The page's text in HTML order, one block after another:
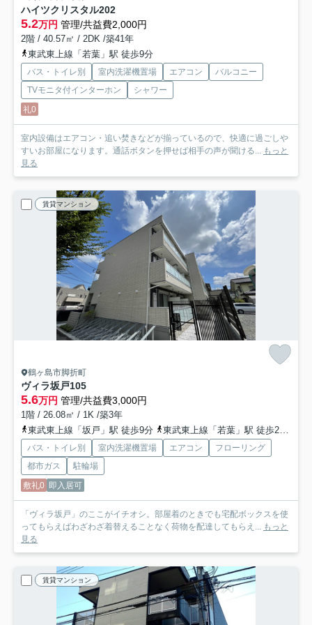
ハイツクリスタル202
5.2万円 管理/共益費2,000円
2階 / 40.57㎡ / 2DK /築41年
東武東上線「若葉」駅 徒歩9分
バス・トイレ別 室内洗濯機置場 エアコン
バルコニー
TVモニタ付インターホン
シャワー
礼0
室内設備はエアコン・追い焚きなどが揃っているので、快適に過ごしや
すいお部屋になります。通話ボタンを押せば相手の声が聞ける... もっと
見る
賃貸マンション
鶴ヶ島市脚折町
ヴィラ坂戸105
5.6万円 管理/共益費3,000円
1階 / 26.08㎡ / 1K /築3年
東武東上線「坂戸」駅 徒歩9分
東武東上線「若葉」駅 徒歩26分
バス・トイレ別 室内洗濯機置場 エアコン
フローリング
都市ガス
駐輪場
敷礼0 即入居可
「ヴィラ坂戸」のここがイチオシ。部屋着のときでも宅配ボックスを使
ってもらえばわざわざ着替えることなく荷物を配達してもらえ... もっと
見る
賃貸マンション